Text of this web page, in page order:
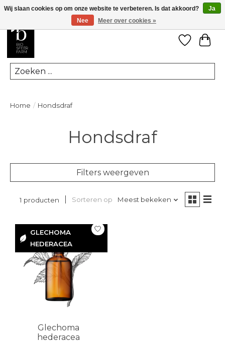
Zoeken
Home / Hondsdraf
Hondsdraf
Filters weergeven
1 producten Sorteren op Meest bekeken
GLECHOMA
HEDERACEA
GLECHOMA
HEDERACEA
Glechoma
hederacea
Wij slaan cookies op om onze website te verbeteren. Is dat akkoord?
Ja
Nee
Meer over cookies »